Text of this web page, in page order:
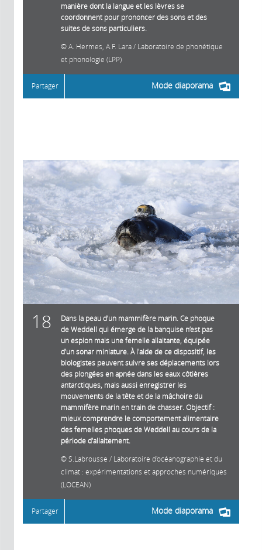
manière dont la langue et les lèvres se
coordonnent pour prononcer des sons et des
suites de sons particuliers.
A. Hermes, A.F. Lara / Laboratoire de phonétique
et phonologie (LPP)
Mode diaporama
Partager
18
Dans la peau d’un mammifère marin. Ce phoque
de Weddell qui émerge de la banquise n’est pas
un espion mais une femelle allaitante, équipée
d’un sonar miniature. À l'aide de ce dispositif, les
biologistes peuvent suivre ses déplacements lors
des plongées en apnée dans les eaux côtières
antarctiques, mais aussi enregistrer les
mouvements de la tête et de la mâchoire du
mammifère marin en train de chasser. Objectif :
mieux comprendre le comportement alimentaire
des femelles phoques de Weddell au cours de la
période d'allaitement.
S.Labrousse / Laboratoire d'océanographie et du
climat : expérimentations et approches numériques
(LOCEAN)
Mode diaporama
Partager